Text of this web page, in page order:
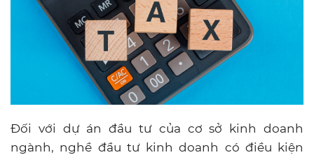
Đối với dự án đầu tư của cơ sở kinh doanh
ngành, nghề đầu tư kinh doanh có điều kiện